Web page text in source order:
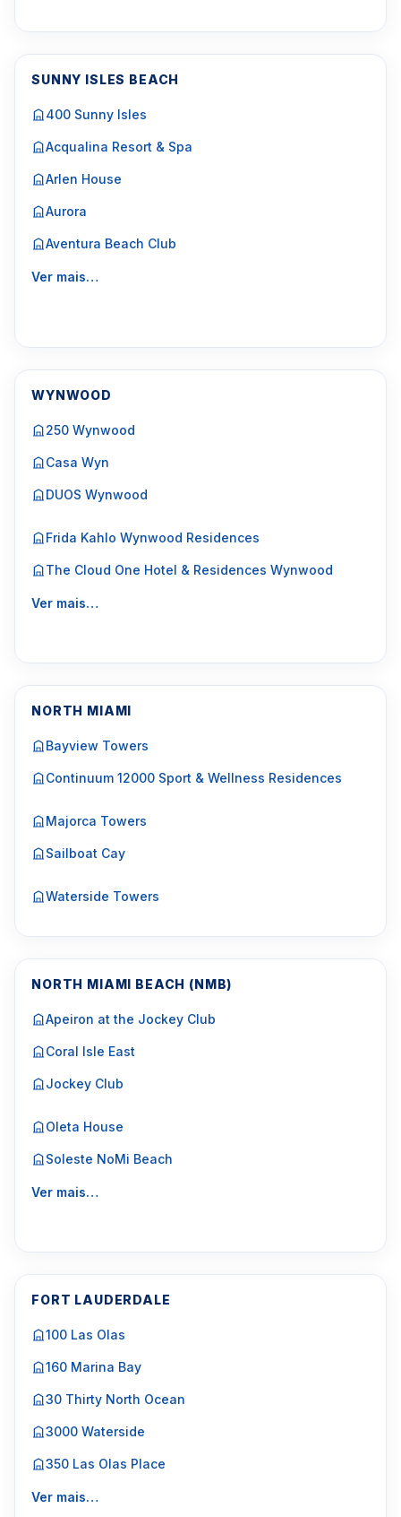
SUNNY ISLES BEACH
400 Sunny Isles
Acqualina Resort & Spa
Arlen House
Aurora
Aventura Beach Club
Ver mais…
WYNWOOD
250 Wynwood
Casa Wyn
DUOS Wynwood
Frida Kahlo Wynwood Residences
The Cloud One Hotel & Residences Wynwood
Ver mais…
NORTH MIAMI
Bayview Towers
Continuum 12000 Sport & Wellness Residences
Majorca Towers
Sailboat Cay
Waterside Towers
NORTH MIAMI BEACH (NMB)
Apeiron at the Jockey Club
Coral Isle East
Jockey Club
Oleta House
Soleste NoMi Beach
Ver mais…
FORT LAUDERDALE
100 Las Olas
160 Marina Bay
30 Thirty North Ocean
3000 Waterside
350 Las Olas Place
Ver mais…